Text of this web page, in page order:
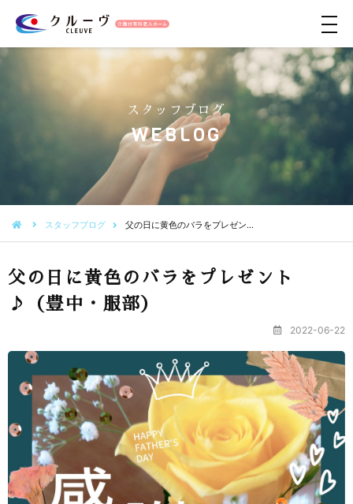
メ
ュ
ー
スタッフブログ
WEBLOG
スタッフブログ 父の日に黄色のバラをプレゼン…
父の日に黄色のバラをプレゼント
♪（豊中・服部）
2022-06-22